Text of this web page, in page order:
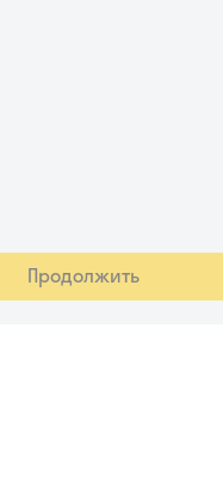
Продолжить